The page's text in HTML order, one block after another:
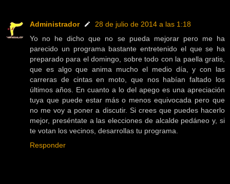
Administrador
28 de julio de 2014 a las 1:18
Yo no he dicho que no se pueda mejorar pero me ha
parecido un programa bastante entretenido el que se ha
preparado para el domingo, sobre todo con la paella gratis,
que es algo que anima mucho el medio día, y con las
carreras de cintas en moto, que nos habían faltado los
últimos años. En cuanto a lo del apego es una apreciación
tuya que puede estar más o menos equivocada pero que
no me voy a poner a discutir. Si crees que puedes hacerlo
mejor, preséntate a las elecciones de alcalde pedáneo y, si
te votan los vecinos, desarrollas tu programa.
Responder